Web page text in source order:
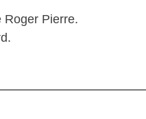
Roger Pierre.